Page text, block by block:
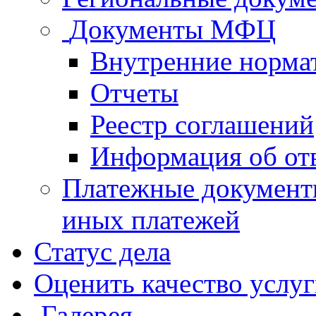
Документы МФЦ
Внутренние
Отчеты
Реестр соглашений
Информация об
Платежные
иных платежей
Статус дела
Оценить качество